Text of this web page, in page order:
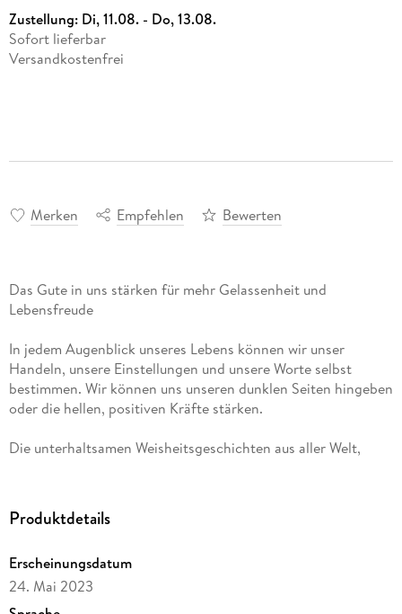
Zustellung: Di, 11.08. - Do, 13.08.
Sofort lieferbar
Versandkostenfrei
Merken Empfehlen Bewerten
Das Gute in uns stärken für mehr Gelassenheit und
Lebensfreude
In jedem Augenblick unseres Lebens können wir unser
Handeln, unsere Einstellungen und unsere Worte selbst
bestimmen. Wir können uns unseren dunklen Seiten hingeben
oder die hellen, positiven Kräfte stärken.
Die unterhaltsamen Weisheitsgeschichten aus aller Welt,
dann zu stärken, wenn wir mit Angst und Sorgen kämpfen,
mit anstrengenden Mitmenschen konfrontiert sind und
liefern wichtige Impulse für mehr Gelassenheit, Achtsamkeit,
Dankbarkeit und inneren Frieden .
Produktdetails
Erscheinungsdatum
24. Mai 2023